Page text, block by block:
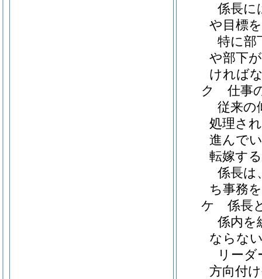
係長に
や目標
特に部
や部下
ければ
ク
仕事
従来の
処理さ
進んで
転嫁す
係長は
ち事務
ケ
係長
係内を
ならな
リー
方向付